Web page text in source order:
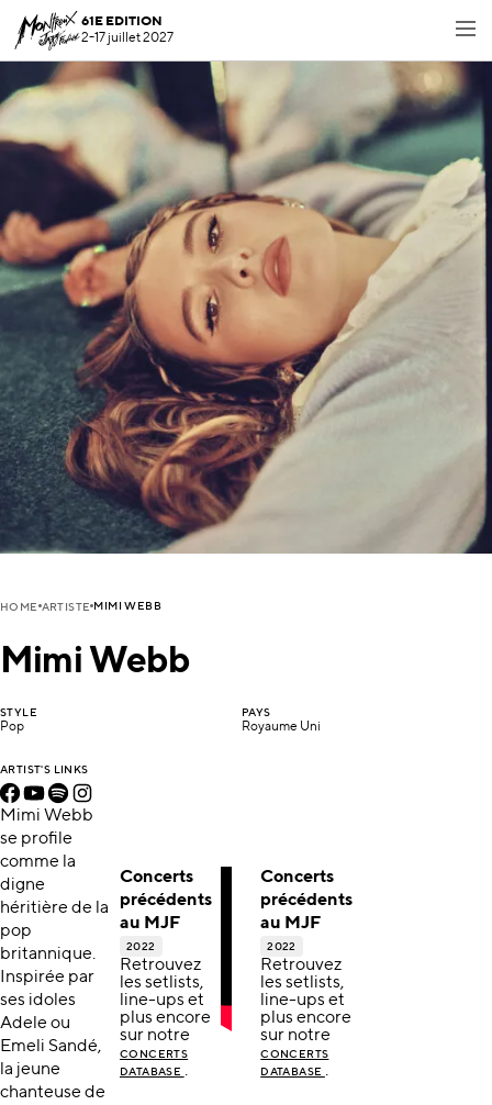
61E EDITION
2-17 juillet 2027
HOME ARTISTE MIMI WEBB
Mimi Webb
STYLE
Pop
PAYS
Royaume Uni
ARTIST'S LINKS
Mimi Webb
se profile
comme la
digne
héritière de la
pop
britannique.
Inspirée par
ses idoles
Adele ou
Emeli Sandé,
la jeune
chanteuse de
Concerts
précédents
au MJF
2022
Retrouvez
les setlists,
line-ups et
plus encore
sur notre
CONCERTS
DATABASE .
Concerts
précédents
au MJF
2022
Retrouvez
les setlists,
line-ups et
plus encore
sur notre
CONCERTS
DATABASE .